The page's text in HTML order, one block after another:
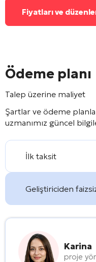
Fiyatları ve
Ödeme planı
Talep üzerine maliyet
Şartlar ve ödeme
uzmanımız güncel
İlk taksit
Geliştiriciden
Karina
proje